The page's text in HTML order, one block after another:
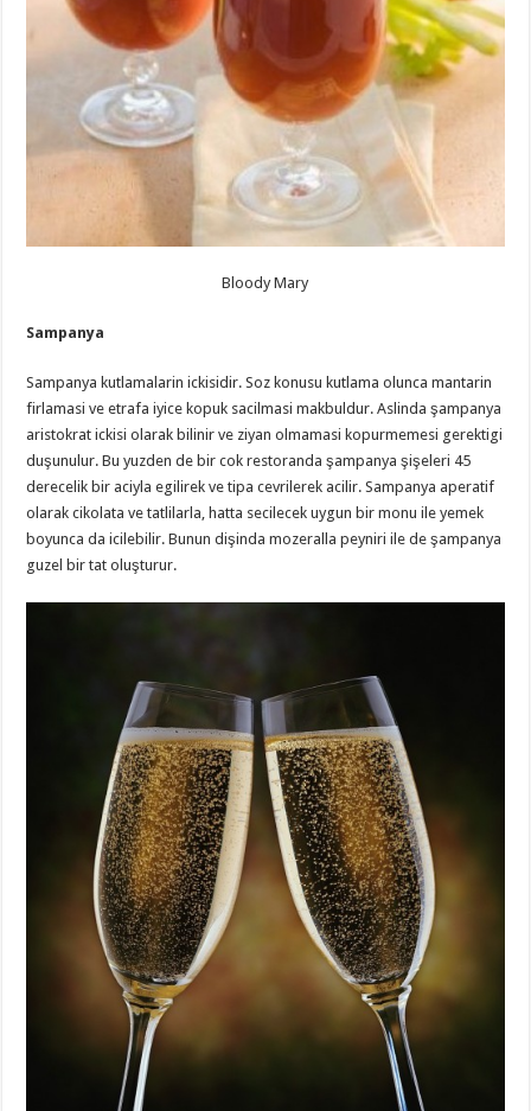
Bloody Mary
Sampanya
Sampanya kutlamalarin ickisidir. Soz konusu kutlama olunca mantarin
firlamasi ve etrafa iyice kopuk sacilmasi makbuldur. Aslinda şampanya
aristokrat ickisi olarak bilinir ve ziyan olmamasi kopurmemesi gerektigi
duşunulur. Bu yuzden de bir cok restoranda şampanya şişeleri 45
derecelik bir aciyla egilirek ve tipa cevrilerek acilir. Sampanya aperatif
olarak cikolata ve tatlilarla, hatta secilecek uygun bir monu ile yemek
boyunca da icilebilir. Bunun dişinda mozeralla peyniri ile de şampanya
guzel bir tat oluşturur.